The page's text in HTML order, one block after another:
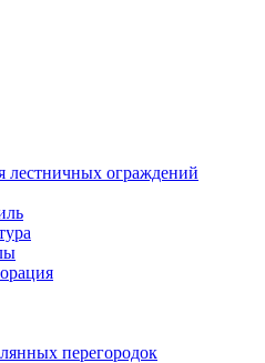
ограждений
перегородок